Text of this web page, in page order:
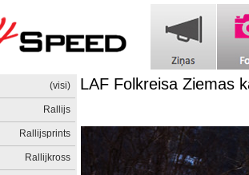
(visi)
Rallijs
Rallijsprints
Rallijkross
LAF Folkreisa Ziemas